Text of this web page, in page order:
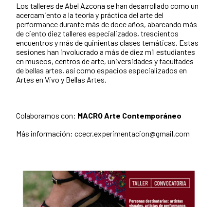
Los talleres de Abel Azcona se han desarrollado como un
acercamiento a la teoría y práctica del arte del
performance durante más de doce años, abarcando más
de ciento diez talleres especializados, trescientos
encuentros y más de quinientas clases temáticas. Estas
sesiones han involucrado a más de diez mil estudiantes
en museos, centros de arte, universidades y facultades
de bellas artes, así como espacios especializados en
Artes en Vivo y Bellas Artes.
Colaboramos con: MACRO Arte Contemporáneo
Más información: ccecr.experimentacion@gmail.com